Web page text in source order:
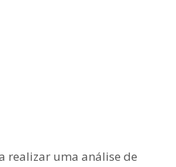
realizar uma análise de